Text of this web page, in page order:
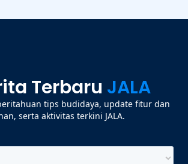
Terbaru JALA
tips budidaya, update fitur dan
serta aktivitas terkini JALA.